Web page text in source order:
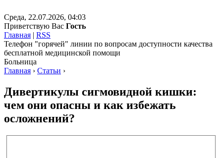
Среда, 22.07.2026, 04:03
Приветствую Вас Гость
Главная | RSS
Телефон "горячей" линии по вопросам доступности качества
бесплатной медицинской помощи
Больница
Главная › Статьи ›
Дивертикулы сигмовидной кишки:
чем они опасны и как избежать
осложнений?